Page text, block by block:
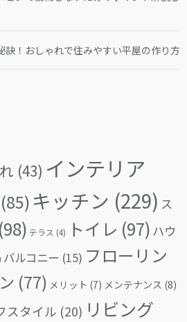
訣！おしゃれで住みやすい平屋の作り方
(43) インテリア
(85) キッチン (229) ス
(98) テラス (4) トイレ (97) ハウ
バルコニー (15) フローリン
(77) メリット (7) メンテナンス (8)
スタイル (20) リビング